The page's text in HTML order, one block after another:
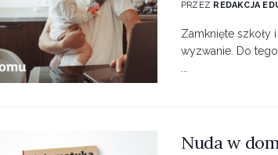
PRZEZ REDAKCJA
Zamknięte
wyzwanie. Do
Nuda w